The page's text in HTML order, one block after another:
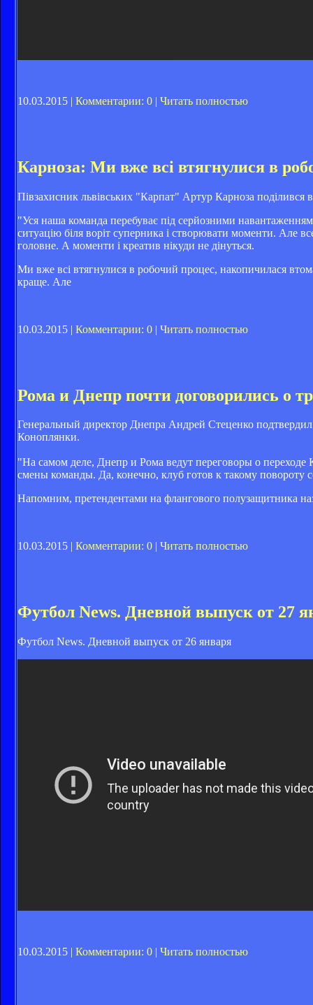
10.03.2015 | Комментарии: 0 | Читать полностью
Карноза: Ми вже всі втягнулися в
Півзахисник львівських "Карпат" Артур Карноза поділився
"Уся наша команда перебуває під серйозними
ситуацію біля воріт суперника і створювати моменти. Але
головне. А моменти і креатив нікуди не дінуться.
Ми вже всі втягнулися в робочий процес, накопичилася
краще. Але
10.03.2015 | Комментарии: 0 | Читать полностью
Рома и Днепр почти договорились о
Генеральный директор Днепра Андрей Стеценко
Коноплянки.
"На самом деле, Днепр и Рома ведут переговоры о
смены команды. Да, конечно, клуб готов к такому
Напомним, претендентами на флангового полузащитника
10.03.2015 | Комментарии: 0 | Читать полностью
Футбол News. Дневной выпуск от 27
Футбол News. Дневной выпуск от 26 января
10.03.2015 | Комментарии: 0 | Читать полностью